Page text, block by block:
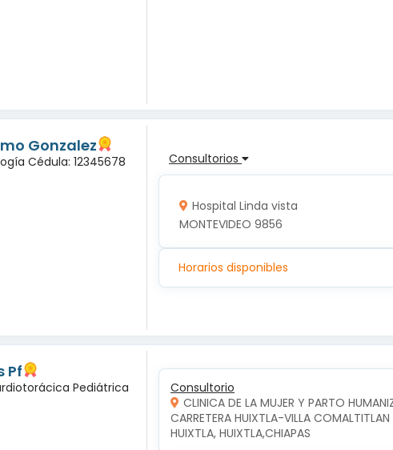
Gonzalez
Cédula: 12345678 Consultorios
Hospital Linda vista
MONTEVIDEO 9856
Horarios disponibles
Pf
Pediátrica
Consultorio
CLINICA DE LA MUJER Y PARTO
CARRETERA HUIXTLA-VILLA
HUIXTLA, HUIXTLA,CHIAPAS